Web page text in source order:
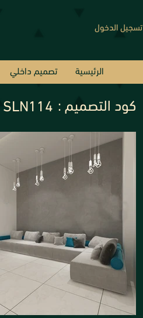
تسجيل الدخول
الرئيسية تصميم داخلي
SLN114 كود التصميم :